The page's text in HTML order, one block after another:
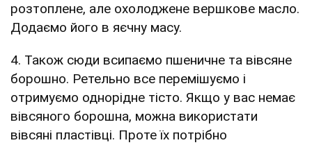
розтоплене, але охолоджене вершкове масло.
Додаємо його в яєчну масу.
4. Також сюди всипаємо пшеничне та вівсяне
борошно. Ретельно все перемішуємо і
отримуємо однорідне тісто. Якщо у вас немає
вівсяного борошна, можна використати
вівсяні пластівці. Проте їх потрібно